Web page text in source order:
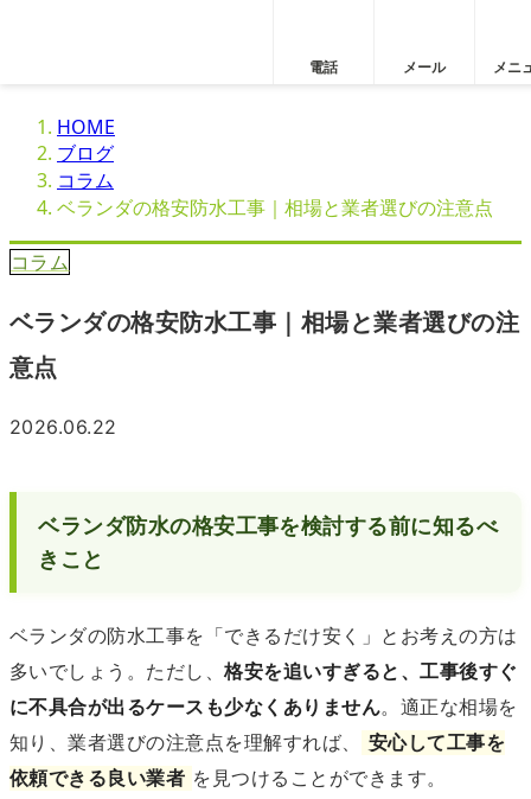
電話 メール メニ
HOME
ブログ
コラム
ベランダの格安防水工事｜相場と業者選びの注意点
コラム
ベランダの格安防水工事｜相場と業者選びの注
意点
2026.06.22
ベランダ防水の格安工事を検討する前に知るべ
きこと
ベランダの防水工事を「できるだけ安く」とお考えの方は
多いでしょう。ただし、格安を追いすぎると、工事後すぐ
に不具合が出るケースも少なくありません。適正な相場を
知り、業者選びの注意点を理解すれば、
安心して工事を
依頼できる良い業者 を見つけることができます。